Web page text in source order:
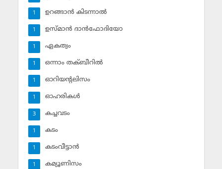
ഉറങ്ങാന്‍ കിടന്നാല്‍
1
ഉസ്മാന്‍ ദാന്‍ഫോദിയോ
1
ഏകത്വം
1
ഒന്നാം തക്ബീറില്‍
1
ഓറിയന്റലിസം
1
ഓഹരികള്‍
1
കച്ചവടം
3
കടം
1
കടംവീട്ടാന്‍
1
കമ്യൂണിസം
1